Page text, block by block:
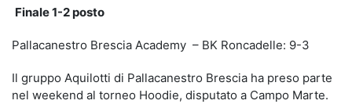
Finale 1-2 posto
Pallacanestro Brescia Academy – BK Roncadelle: 9-3
Il gruppo Aquilotti di Pallacanestro Brescia ha preso parte
nel weekend al torneo Hoodie, disputato a Campo Marte.